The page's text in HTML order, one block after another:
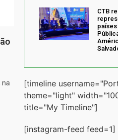
na
CTB
países
[timeline
theme="light"
title="My Timeline"]
[instagram-feed feed=1]